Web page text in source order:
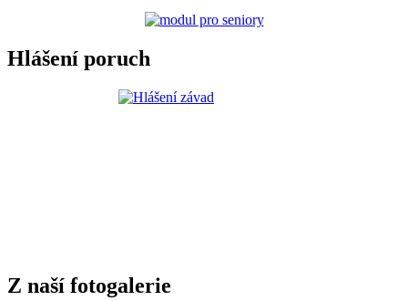
Hlášení poruch
Z naší fotogalerie